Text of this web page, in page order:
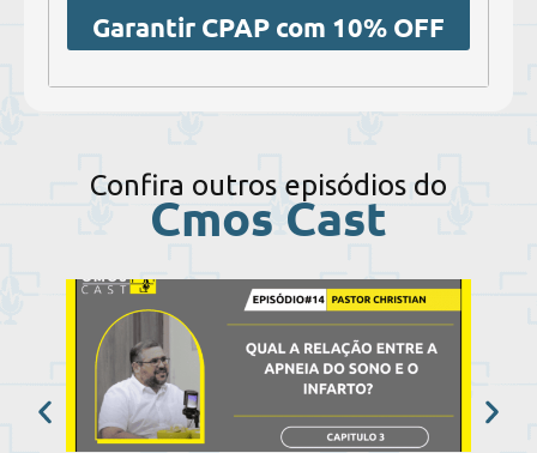
Garantir CPAP com 10% OFF
Confira outros episódios do
Cmos Cast